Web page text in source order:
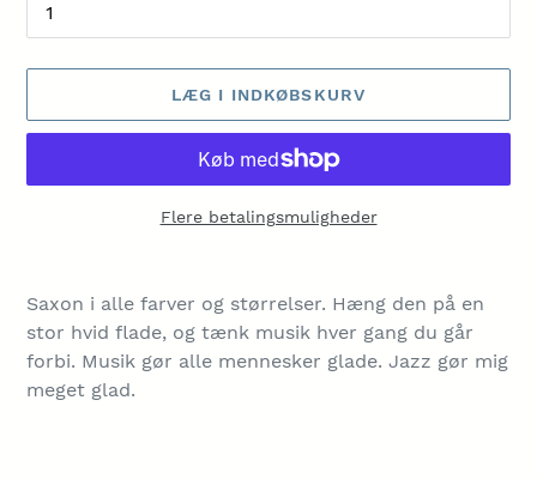
LÆG I INDKØBSKURV
Flere betalingsmuligheder
produkt
din
indkøbskurv
Saxon i alle farver og størrelser. Hæng den på en
stor hvid flade, og tænk musik hver gang du går
forbi. Musik gør alle mennesker glade. Jazz gør mig
meget glad.